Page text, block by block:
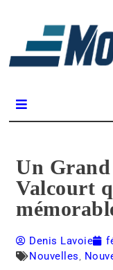
Un
Valcourt
Denis Lavoie
Nouvelles,